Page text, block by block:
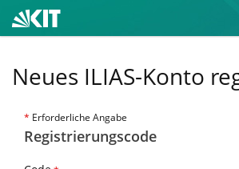
Neues ILIAS-Konto
* Erforderliche Angabe
Registrierungscode